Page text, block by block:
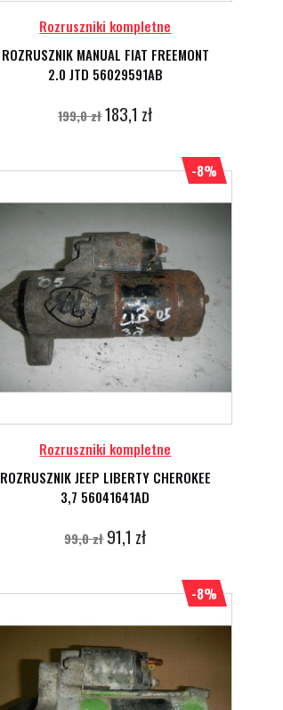
Rozruszniki kompletne
ROZRUSZNIK MANUAL FIAT FREEMONT
2.0 JTD 56029591AB
199,0 zł183,1 zł
Rozruszniki kompletne
ROZRUSZNIK JEEP LIBERTY CHEROKEE
3,7 56041641AD
99,0 zł 91,1 zł
-8%
-8%